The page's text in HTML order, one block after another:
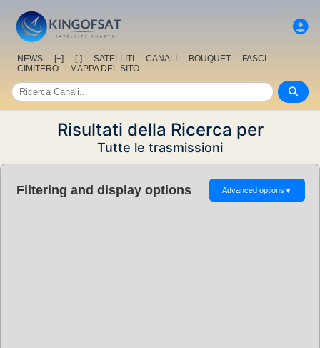
NEWS [+] [-] SATELLITI CANALI BOUQUET
FASCI
CIMITERO
MAPPA DEL SITO
Risultati della Ricerca per
Tutte le trasmissioni
Filtering and display options Advanced options ▼